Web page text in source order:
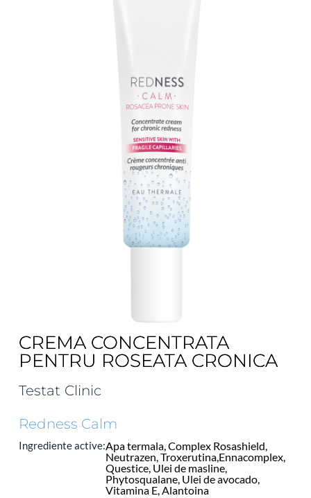
CREMA CONCENTRATA
PENTRU ROSEATA CRONICA
Testat Clinic
Redness Calm
Ingrediente active:Apa termala, Complex Rosashield,
Neutrazen, Troxerutina,Ennacomplex,
Questice, Ulei de masline,
Phytosqualane, Ulei de avocado,
Vitamina E, Alantoina